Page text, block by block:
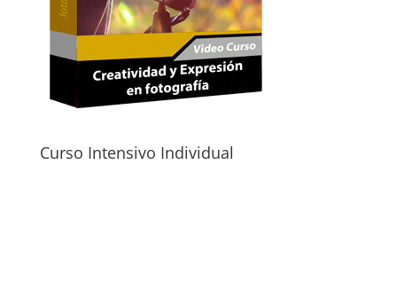
Curso Intensivo Individual